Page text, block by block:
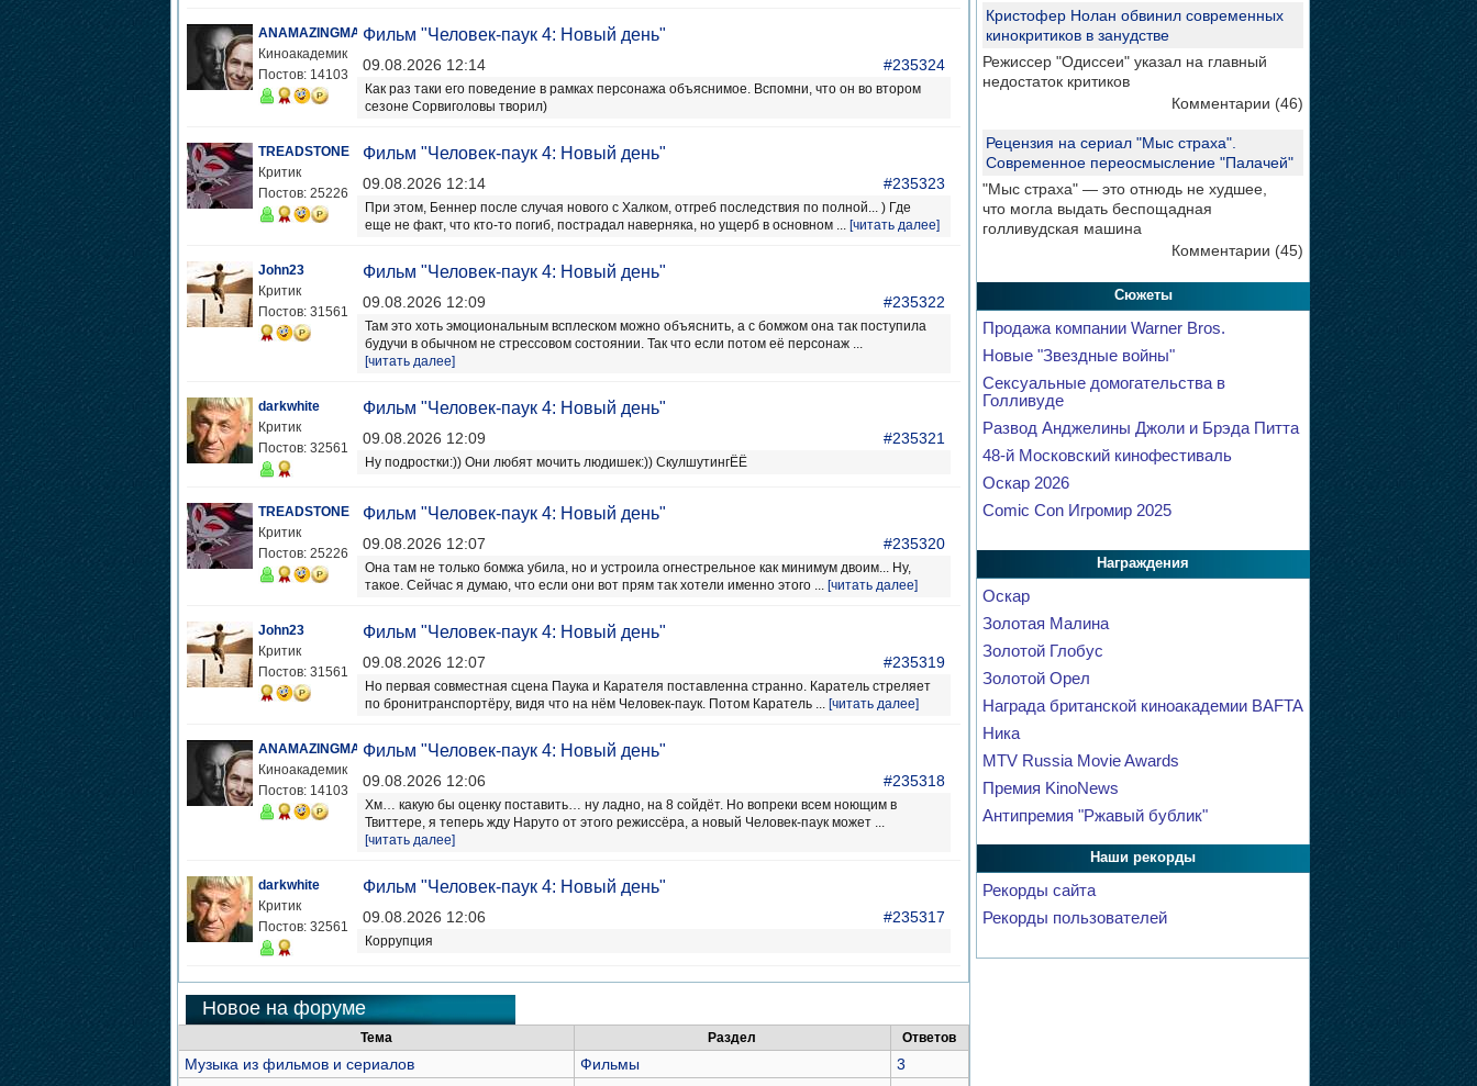
ANAMAZINGMAN
Киноакадемик
Постов: 14103
Фильм "Человек-паук 4: Новый день"
09.08.2026 12:14 #235324
Как раз таки его поведение в рамках персонажа объяснимое. Вспомни, что он во втором
сезоне Сорвиголовы творил)
TREADSTONE
Критик
Постов: 25226
Фильм "Человек-паук 4: Новый день"
09.08.2026 12:14 #235323
При этом, Беннер после случая нового с Халком, отгреб последствия по полной... ) Где
еще не факт, что кто-то погиб, пострадал наверняка, но ущерб в основном ... [читать далее]
John23
Критик
Постов: 31561
Фильм "Человек-паук 4: Новый день"
09.08.2026 12:09 #235322
Там это хоть эмоциональным всплеском можно объяснить, а с бомжом она так поступила
будучи в обычном не стрессовом состоянии. Так что если потом её персонаж ...
[читать далее]
darkwhite
Критик
Постов: 32561
Фильм "Человек-паук 4: Новый день"
09.08.2026 12:09 #235321
Ну подростки:)) Они любят мочить людишек:)) СкулшутингЁЁ
TREADSTONE
Критик
Постов: 25226
Фильм "Человек-паук 4: Новый день"
09.08.2026 12:07 #235320
Она там не только бомжа убила, но и устроила огнестрельное как минимум двоим... Ну,
такое. Сейчас я думаю, что если они вот прям так хотели именно этого ... [читать далее]
John23
Критик
Постов: 31561
Фильм "Человек-паук 4: Новый день"
09.08.2026 12:07 #235319
Но первая совместная сцена Паука и Карателя поставленна странно. Каратель стреляет
по бронитранспортёру, видя что на нём Человек-паук. Потом Каратель ... [читать далее]
ANAMAZINGMAN
Киноакадемик
Постов: 14103
Фильм "Человек-паук 4: Новый день"
09.08.2026 12:06 #235318
Хм… какую бы оценку поставить… ну ладно, на 8 сойдёт. Но вопреки всем ноющим в
Твиттере, я теперь жду Наруто от этого режиссёра, а новый Человек-паук может ...
[читать далее]
darkwhite
Критик
Постов: 32561
Фильм "Человек-паук 4: Новый день"
09.08.2026 12:06 #235317
Коррупция
Новое на форуме
Тема Раздел Ответов
Музыка из фильмов и сериалов Фильмы
3
Кристофер Нолан обвинил современных
кинокритиков в занудстве
Режиссер "Одиссеи" указал на главный
недостаток критиков
Комментарии (46)
Рецензия на сериал "Мыс страха".
Современное переосмысление "Палачей"
"Мыс страха" — это отнюдь не худшее,
что могла выдать беспощадная
голливудская машина
Комментарии (45)
Сюжеты
Продажа компании Warner Bros.
Новые "Звездные войны"
Сексуальные домогательства в
Голливуде
Развод Анджелины Джоли и Брэда Питта
48-й Московский кинофестиваль
Оскар 2026
Comic Con Игромир 2025
Награждения
Оскар
Золотая Малина
Золотой Глобус
Золотой Орел
Награда британской киноакадемии BAFTA
Ника
MTV Russia Movie Awards
Премия KinoNews
Антипремия "Ржавый бублик"
Наши рекорды
Рекорды сайта
Рекорды пользователей